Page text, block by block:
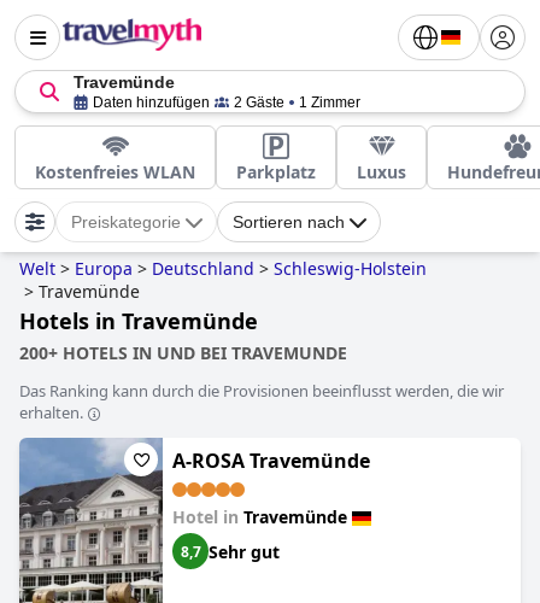
Travemünde
Daten hinzufügen 2 Gäste 1 Zimmer
Kostenfreies WLAN Parkplatz Luxus
Preiskategorie Sortieren nach
Welt > Europa > Deutschland > Schleswig-Holstein
> Travemünde
Hotels in Travemünde
200+ HOTELS IN UND BEI TRAVEMUNDE
Das Ranking kann durch die Provisionen beeinflusst werden, die wir
erhalten.
A-ROSA Travemünde
Hotel in Travemünde
8,7 Sehr gut